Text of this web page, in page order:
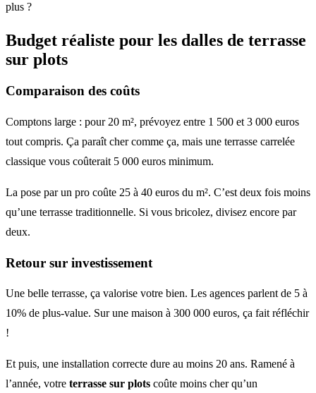
plus ?
Budget réaliste pour les dalles de terrasse
sur plots
Comparaison des coûts
Comptons large : pour 20 m², prévoyez entre 1 500 et 3 000 euros
tout compris. Ça paraît cher comme ça, mais une terrasse carrelée
classique vous coûterait 5 000 euros minimum.
La pose par un pro coûte 25 à 40 euros du m². C’est deux fois moins
qu’une terrasse traditionnelle. Si vous bricolez, divisez encore par
deux.
Retour sur investissement
Une belle terrasse, ça valorise votre bien. Les agences parlent de 5 à
10% de plus-value. Sur une maison à 300 000 euros, ça fait réfléchir
!
Et puis, une installation correcte dure au moins 20 ans. Ramené à
l’année, votre terrasse sur plots coûte moins cher qu’un